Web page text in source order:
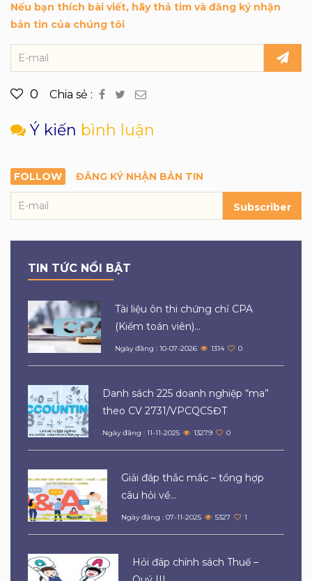
Nếu bạn thích bài viết, hãy thả tim và đăng ký nhận
bản tin của chúng tôi
0 Chia sẻ :
Ý kiến bình luận
FOLLOW ĐĂNG KÝ NHẬN BẢN TIN
Subscriber
TIN TỨC NỔI BẬT
Tài liệu ôn thi chứng chỉ CPA
(Kiểm toán viên)...
Ngày đăng : 10-07-2026 1314 0
Danh sách 225 doanh nghiệp “ma”
theo CV 2731/VPCQCSĐT
Ngày đăng : 11-11-2025 13279 0
Giải đáp thắc mắc – tổng hợp
câu hỏi về...
Ngày đăng : 07-11-2025 5327 1
Hỏi đáp chính sách Thuế –